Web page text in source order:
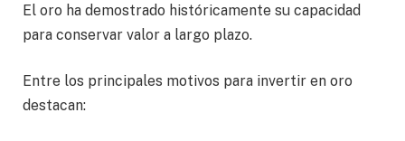
El oro ha demostrado históricamente su capacidad
para conservar valor a largo plazo.
Entre los principales motivos para invertir en oro
destacan: